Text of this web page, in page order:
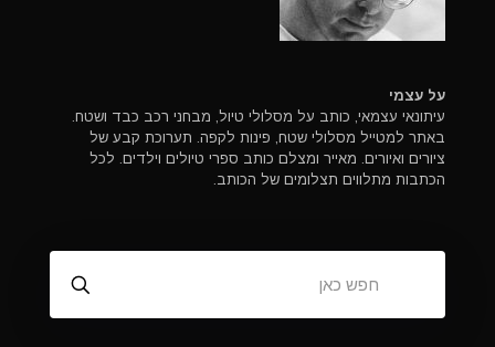
על עצמי
עיתונאי עצמאי, כותב על מסלולי טיול, מבחני רכב כבד ושטח.
באתר למטייל מסלולי שטח, פינות לקפה. תערוכת קבע של
ציורים ואיורים. מאייר ומצלם כותב ספרי טיולים וילדים. לכל
הכתבות מתלווים תצלומים של הכותב.